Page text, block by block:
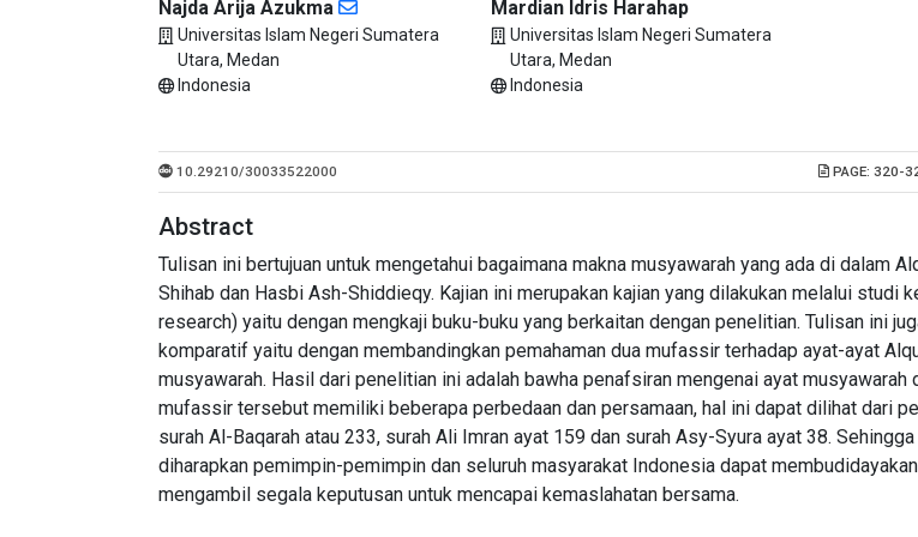
Najda Arija Azukma
Universitas Islam Negeri Sumatera
Utara, Medan
Indonesia
Mardian Idris Harahap
Universitas Islam Negeri Sumatera
Utara, Medan
Indonesia
10.29210/30033522000 PAGE: 320-
Abstract
Tulisan ini bertujuan untuk mengetahui bagaimana makna musyawarah yang ada di dalam
Shihab dan Hasbi Ash-Shiddieqy. Kajian ini merupakan kajian yang dilakukan melalui studi
research) yaitu dengan mengkaji buku-buku yang berkaitan dengan penelitian. Tulisan ini
komparatif yaitu dengan membandingkan pemahaman dua mufassir terhadap ayat-ayat
musyawarah. Hasil dari penelitian ini adalah bawha penafsiran mengenai ayat musyawarah
mufassir tersebut memiliki beberapa perbedaan dan persamaan, hal ini dapat dilihat dari
surah Al-Baqarah atau 233, surah Ali Imran ayat 159 dan surah Asy-Syura ayat 38.
diharapkan pemimpin-pemimpin dan seluruh masyarakat Indonesia dapat
mengambil segala keputusan untuk mencapai kemaslahatan bersama.